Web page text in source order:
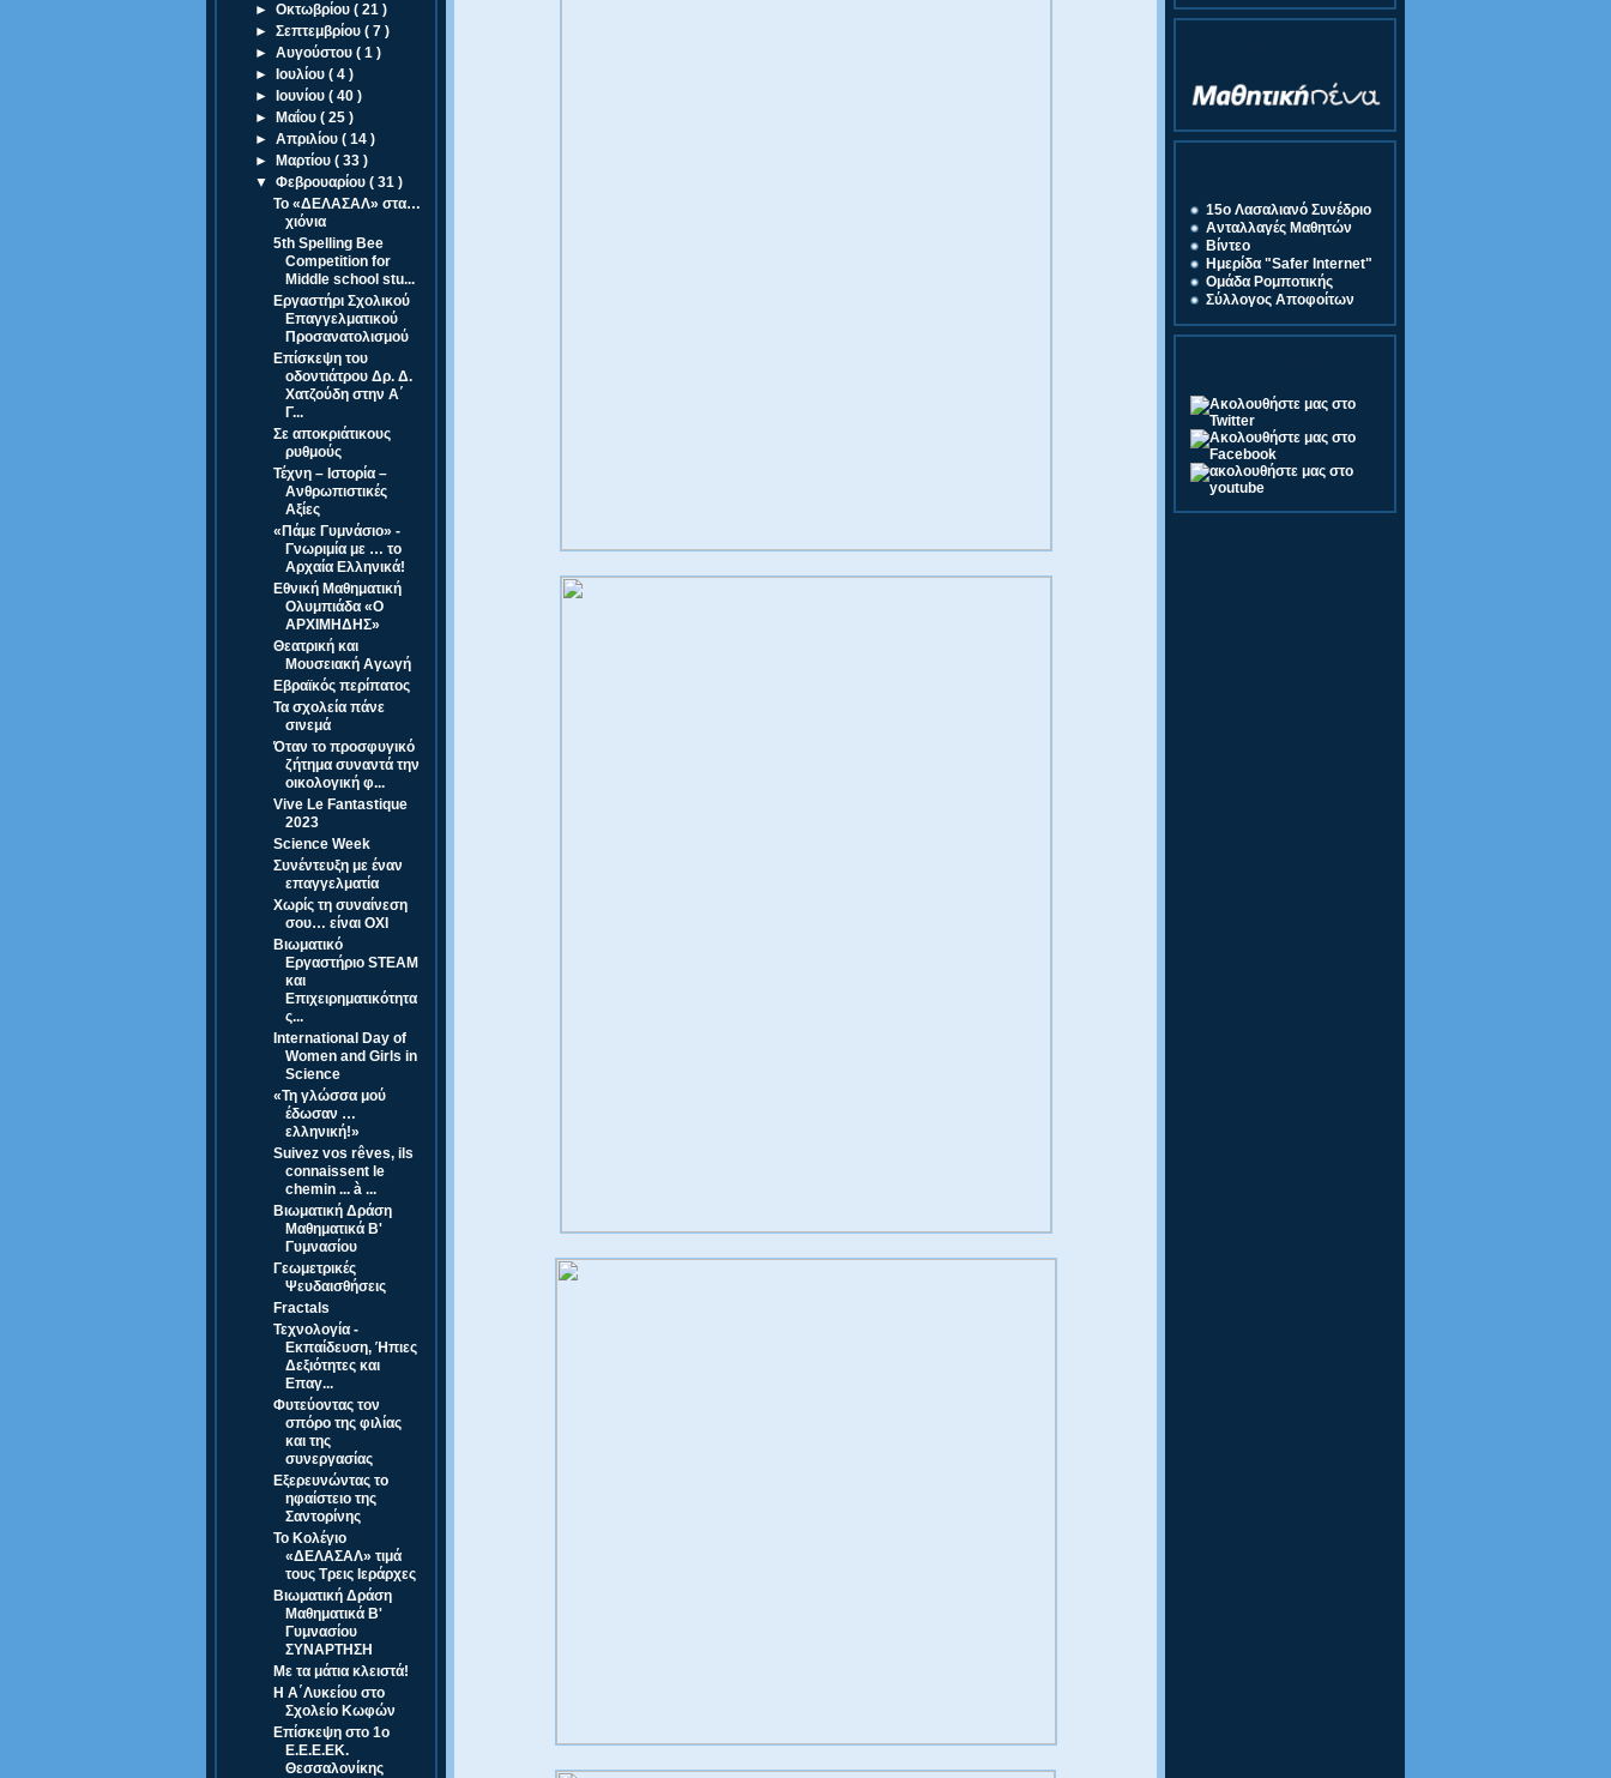
►Οκτωβρίου( 21 )
►Σεπτεμβρίου( 7 )
►Αυγούστου( 1 )
►
Ιουλίου( 4 )
►
Ιουνίου( 40 )
►
Μαΐου( 25 )
►Απριλίου( 14 )
►
Μαρτίου( 33 )
▼Φεβρουαρίου( 31 )
Το «ΔΕΛΑΣΑΛ» στα…
χιόνια
5th Spelling Bee
Competition for
Middle school stu...
Εργαστήρι Σχολικού
Επαγγελματικού
Προσανατολισμού
Επίσκεψη του
οδοντιάτρου Δρ. Δ.
Χατζούδη στην Α΄
Γ...
Σε αποκριάτικους
ρυθμούς
Τέχνη – Ιστορία –
Ανθρωπιστικές
Αξίες
«Πάμε Γυμνάσιο» -
Γνωριμία με … το
Αρχαία Ελληνικά!
Εθνική Μαθηματική
Ολυμπιάδα «Ο
ΑΡΧΙΜΗΔΗΣ»
Θεατρική και
Μουσειακή Αγωγή
Εβραϊκός περίπατος
Τα σχολεία πάνε
σινεμά
Όταν το προσφυγικό
ζήτημα συναντά την
οικολογική φ...
Vive Le Fantastique
2023
Science Week
Συνέντευξη με έναν
επαγγελματία
Χωρίς τη συναίνεση
σου… είναι ΟΧΙ
Βιωματικό
Εργαστήριο STEAM
και
Επιχειρηματικότητα
ς...
International Day of
Women and Girls in
Science
«Τη γλώσσα μού
έδωσαν …
ελληνική!»
Suivez vos rêves, ils
connaissent le
chemin ... à ...
Βιωματική Δράση
Μαθηματικά Β'
Γυμνασίου
Γεωμετρικές
Ψευδαισθήσεις
Fractals
Τεχνολογία -
Εκπαίδευση, Ήπιες
Δεξιότητες και
Επαγ...
Φυτεύοντας τον
σπόρο της φιλίας
και της
συνεργασίας
Εξερευνώντας το
ηφαίστειο της
Σαντορίνης
Το Κολέγιο
«ΔΕΛΑΣΑΛ» τιμά
τους Τρεις Ιεράρχες
Βιωματική Δράση
Μαθηματικά Β'
Γυμνασίου
ΣΥΝΑΡΤΗΣΗ
Με τα μάτια κλειστά!
Η Α΄Λυκείου στο
Σχολείο Κωφών
Επίσκεψη στο 1ο
Ε.Ε.Ε.ΕΚ.
Θεσσαλονίκης
15o Λασαλιανό Συνέδριο
Ανταλλαγές Μαθητών
Βίντεο
Ημερίδα "Safer Internet"
Ομάδα Ρομποτικής
Σύλλογος Αποφοίτων